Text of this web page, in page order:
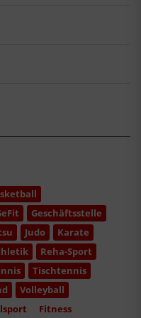
Geschäftsstelle
Judo
Karate
Reha-Sport
Tischtennis
Volleyball
Fitness